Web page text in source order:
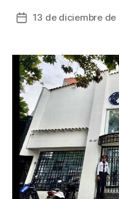
Fecha
entrada
13 de diciembre de